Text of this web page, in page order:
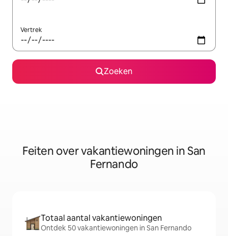
Vertrek
Zoeken
Feiten over vakantiewoningen in San
Fernando
Totaal aantal vakantiewoningen
Ontdek 50 vakantiewoningen in San Fernando